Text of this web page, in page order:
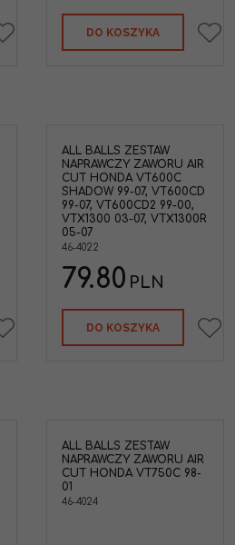
DO KOSZYKA
ALL BALLS ZESTAW
NAPRAWCZY ZAWORU AIR
CUT HONDA VT600C
SHADOW 99-07, VT600CD
99-07, VT600CD2 99-00,
VTX1300 03-07, VTX1300R
05-07
46-4022
79.80 PLN
DO KOSZYKA
ALL BALLS ZESTAW
NAPRAWCZY ZAWORU AIR
CUT HONDA VT750C 98-
01
46-4024